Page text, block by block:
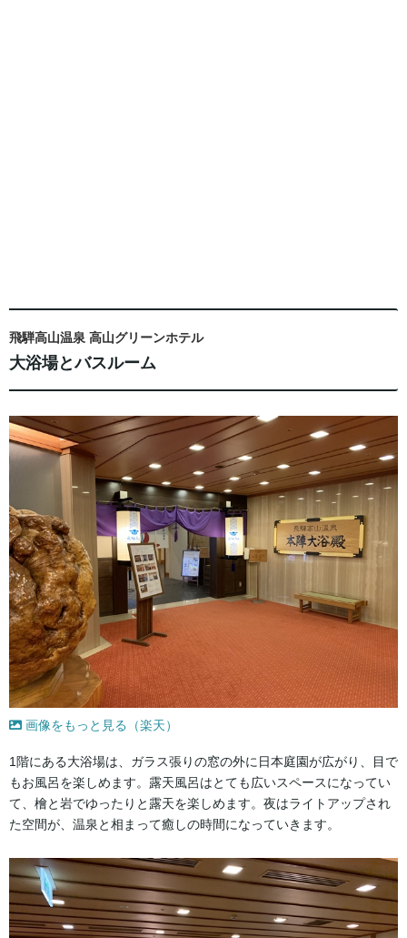
飛騨高山温泉 高山グリーンホテル
大浴場とバスルーム
画像をもっと見る（楽天）
1階にある大浴場は、ガラス張りの窓の外に日本庭園が広がり、目で
もお風呂を楽しめます。露天風呂はとても広いスペースになってい
て、檜と岩でゆったりと露天を楽しめます。夜はライトアップされ
た空間が、温泉と相まって癒しの時間になっていきます。